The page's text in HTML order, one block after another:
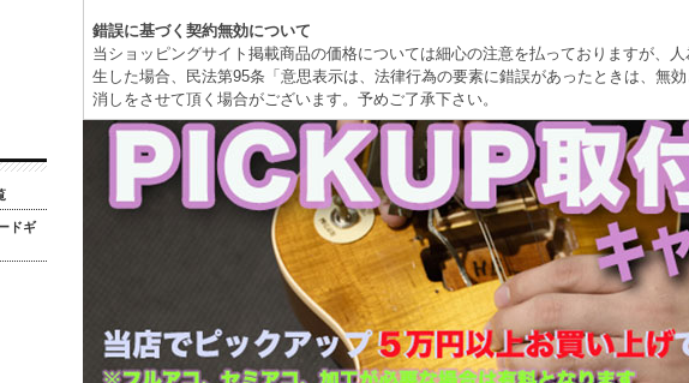
錯誤に基づく契約無効について
当ショッピングサイト掲載商品の価格については細心の注意を払っておりますが、
生した場合、民法第95条「意思表示は、法律行為の要素に錯誤があったときは、無
消しをさせて頂く場合がございます。予めご了承下さい。
ドギ